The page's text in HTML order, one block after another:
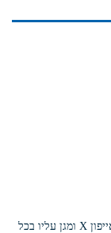
התאמה מלאה לכל הכפתורים ; לחיבורים ולמצלמת האייפון X ומגן עליו בכל